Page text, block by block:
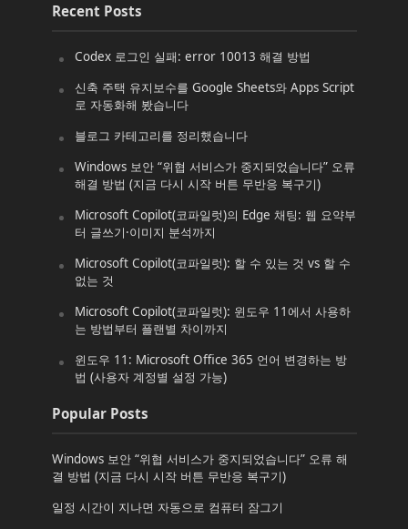
Recent Posts
Codex 로그인 실패: error 10013 해결 방법
신축 주택 유지보수를 Google Sheets와 Apps Script
로 자동화해 봤습니다
블로그 카테고리를 정리했습니다
Windows 보안 “위협 서비스가 중지되었습니다” 오류
해결 방법 (지금 다시 시작 버튼 무반응 복구기)
Microsoft Copilot(코파일럿)의 Edge 채팅: 웹 요약부
터 글쓰기·이미지 분석까지
Microsoft Copilot(코파일럿): 할 수 있는 것 vs 할 수
없는 것
Microsoft Copilot(코파일럿): 윈도우 11에서 사용하
는 방법부터 플랜별 차이까지
윈도우 11: Microsoft Office 365 언어 변경하는 방
법 (사용자 계정별 설정 가능)
Popular Posts
Windows 보안 “위협 서비스가 중지되었습니다” 오류 해
결 방법 (지금 다시 시작 버튼 무반응 복구기)
일정 시간이 지나면 자동으로 컴퓨터 잠그기